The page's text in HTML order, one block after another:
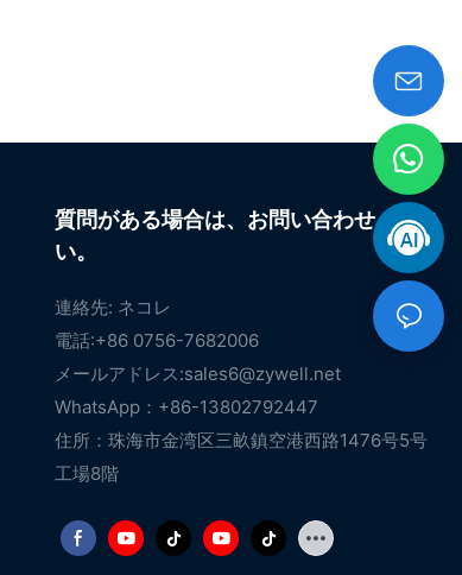
質問がある場合は、お問い合わせくださ
い。
連絡先: ネコレ
電話:+86 0756-7682006
メールアドレス:sales6@zywell.net
WhatsApp：+86-13802792447
住所：珠海市金湾区三畝鎮空港西路1476号5号
工場8階